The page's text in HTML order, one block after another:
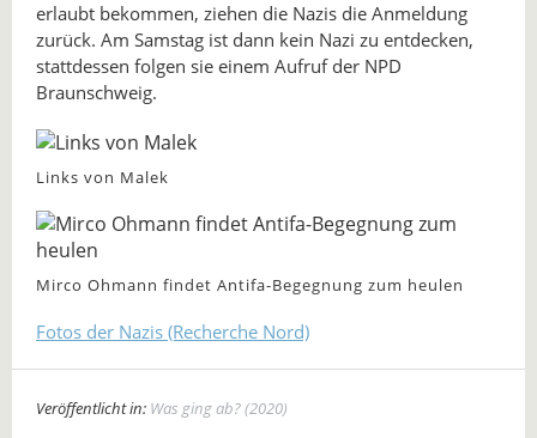
erlaubt bekommen, ziehen die Nazis die Anmeldung
zurück. Am Samstag ist dann kein Nazi zu entdecken,
stattdessen folgen sie einem Aufruf der NPD
Braunschweig.
Links von Malek
Mirco Ohmann findet Antifa-Begegnung zum heulen
Fotos der Nazis (Recherche Nord)
Veröffentlicht in: Was ging ab? (2020)